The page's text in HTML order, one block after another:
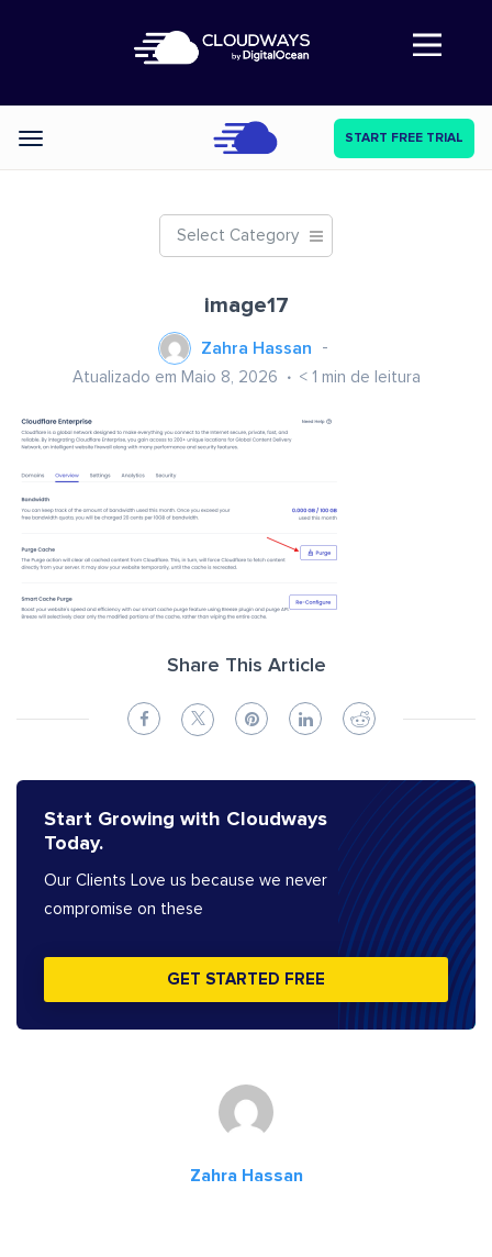
Abre a navegação
Categories START FREE TRIAL
Select Category
image17
Zahra Hassan
Atualizado em Maio 8, 2026 < 1 min de leitura
Share This Article
Start Growing with Cloudways
Today.
Our Clients Love us because we never
compromise on these
GET STARTED FREE
Zahra Hassan